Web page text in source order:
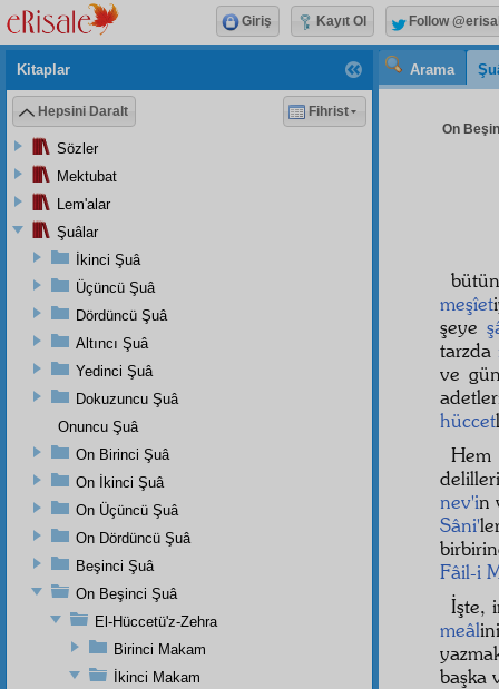
Arama
On
meşîet
şeye
tarzda
ve
hüccet
nev'in
Sâni'
Fâil-i
İşte,
meâl
başka
Kitaplar
Hepsini Daralt Fihrist
Sözler
Mektubat
Lem'alar
Şuâlar
İkinci Şuâ
Üçüncü Şuâ
Dördüncü Şuâ
Altıncı Şuâ
Yedinci Şuâ
Dokuzuncu Şuâ
Onuncu Şuâ
On Birinci Şuâ
On İkinci Şuâ
On Üçüncü Şuâ
On Dördüncü Şuâ
Beşinci Şuâ
On Beşinci Şuâ
El-Hüccetü'z-Zehra
Birinci Makam
İkinci Makam
Giriş Kayıt Ol Follow